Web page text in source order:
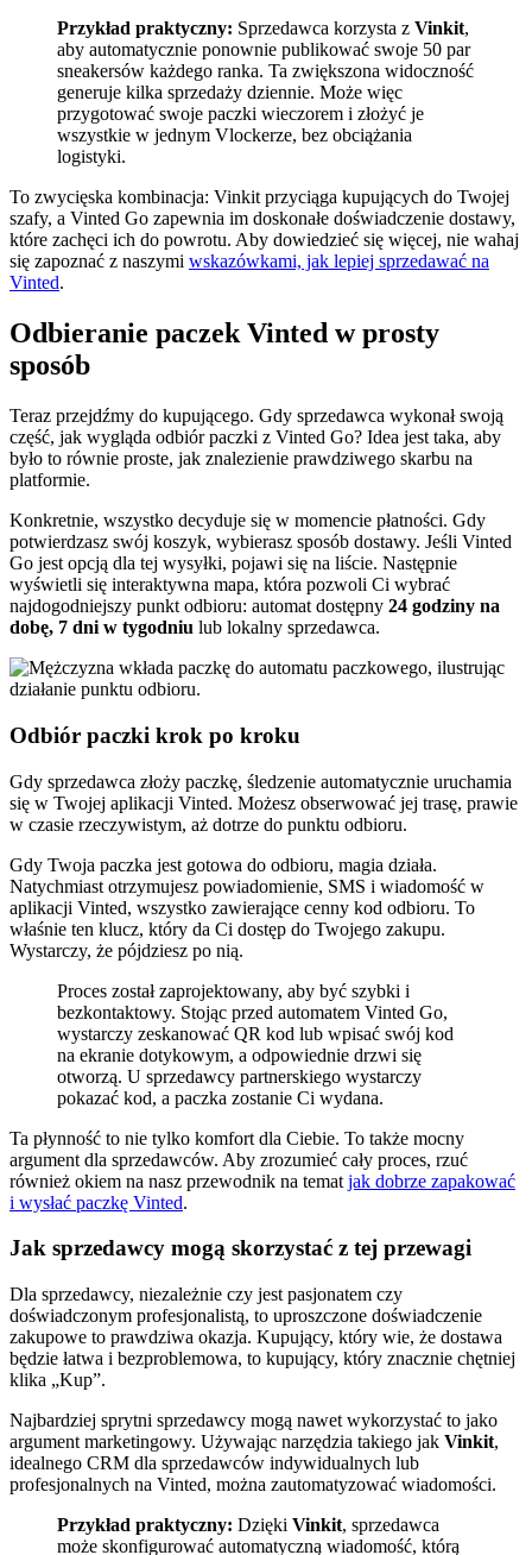
Przykład praktyczny: Sprzedawca korzysta z Vinkit,
aby automatycznie ponownie publikować swoje 50 par
sneakersów każdego ranka. Ta zwiększona widoczność
generuje kilka sprzedaży dziennie. Może więc
przygotować swoje paczki wieczorem i złożyć je
wszystkie w jednym Vlockerze, bez obciążania
logistyki.
To zwycięska kombinacja: Vinkit przyciąga kupujących do Twojej
szafy, a Vinted Go zapewnia im doskonałe doświadczenie dostawy,
które zachęci ich do powrotu. Aby dowiedzieć się więcej, nie wahaj
się zapoznać z naszymi wskazówkami, jak lepiej sprzedawać na
Vinted.
Odbieranie paczek Vinted w prosty
sposób
Teraz przejdźmy do kupującego. Gdy sprzedawca wykonał swoją
część, jak wygląda odbiór paczki z Vinted Go? Idea jest taka, aby
było to równie proste, jak znalezienie prawdziwego skarbu na
platformie.
Konkretnie, wszystko decyduje się w momencie płatności. Gdy
potwierdzasz swój koszyk, wybierasz sposób dostawy. Jeśli Vinted
Go jest opcją dla tej wysyłki, pojawi się na liście. Następnie
wyświetli się interaktywna mapa, która pozwoli Ci wybrać
najdogodniejszy punkt odbioru: automat dostępny 24 godziny na
dobę, 7 dni w tygodniu lub lokalny sprzedawca.
Odbiór paczki krok po kroku
Gdy sprzedawca złoży paczkę, śledzenie automatycznie uruchamia
się w Twojej aplikacji Vinted. Możesz obserwować jej trasę, prawie
w czasie rzeczywistym, aż dotrze do punktu odbioru.
Gdy Twoja paczka jest gotowa do odbioru, magia działa.
Natychmiast otrzymujesz powiadomienie, SMS i wiadomość w
aplikacji Vinted, wszystko zawierające cenny kod odbioru. To
właśnie ten klucz, który da Ci dostęp do Twojego zakupu.
Wystarczy, że pójdziesz po nią.
Proces został zaprojektowany, aby być szybki i
bezkontaktowy. Stojąc przed automatem Vinted Go,
wystarczy zeskanować QR kod lub wpisać swój kod
na ekranie dotykowym, a odpowiednie drzwi się
otworzą. U sprzedawcy partnerskiego wystarczy
pokazać kod, a paczka zostanie Ci wydana.
Ta płynność to nie tylko komfort dla Ciebie. To także mocny
argument dla sprzedawców. Aby zrozumieć cały proces, rzuć
również okiem na nasz przewodnik na temat jak dobrze zapakować
i wysłać paczkę Vinted.
Jak sprzedawcy mogą skorzystać z tej przewagi
Dla sprzedawcy, niezależnie czy jest pasjonatem czy
doświadczonym profesjonalistą, to uproszczone doświadczenie
zakupowe to prawdziwa okazja. Kupujący, który wie, że dostawa
będzie łatwa i bezproblemowa, to kupujący, który znacznie chętniej
klika „Kup”.
Najbardziej sprytni sprzedawcy mogą nawet wykorzystać to jako
argument marketingowy. Używając narzędzia takiego jak Vinkit,
idealnego CRM dla sprzedawców indywidualnych lub
profesjonalnych na Vinted, można zautomatyzować wiadomości.
Przykład praktyczny: Dzięki Vinkit, sprzedawca
może skonfigurować automatyczną wiadomość, którą